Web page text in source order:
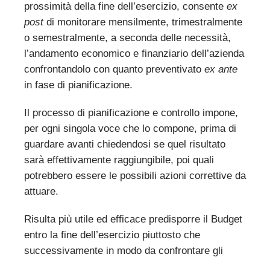
prossimità della fine dell’esercizio, consente ex
postdi monitorare mensilmente, trimestralmente
o semestralmente, a seconda delle necessità,
l’andamento economico e finanziario dell’azienda
confrontandolo con quanto preventivato ex ante
in fase di pianificazione.
Il processo di pianificazione e controllo impone,
per ogni singola voce che lo compone, prima di
guardare avanti chiedendosi se quel risultato
sarà effettivamente raggiungibile, poi quali
potrebbero essere le possibili azioni correttive da
attuare.
Risulta più utile ed efficace predisporre il Budget
entro la fine dell’esercizio piuttosto che
successivamente in modo da confrontare gli